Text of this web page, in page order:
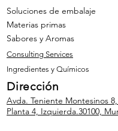
Soluciones de embalaje
Materias primas
Sabores y Aromas
Consulting Services
Ingredientes y Químicos
Dirección
Avda. Teniente Montesinos
Planta 4, Izquierda.30100,